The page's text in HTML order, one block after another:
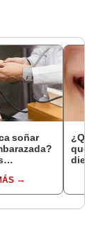
soñar
que